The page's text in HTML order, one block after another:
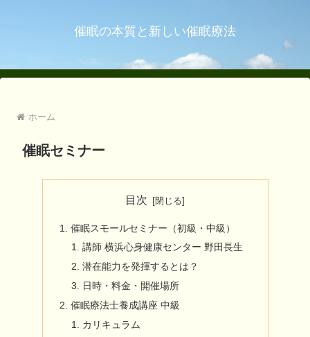
催眠の本質と新しい催眠療法
ホーム
催眠セミナー
目次
催眠スモールセミナー（初級・中級）
講師 横浜心身健康センター 野田長生
潜在能力を発揮するとは？
日時・料金・開催場所
催眠療法士養成講座 中級
カリキュラム